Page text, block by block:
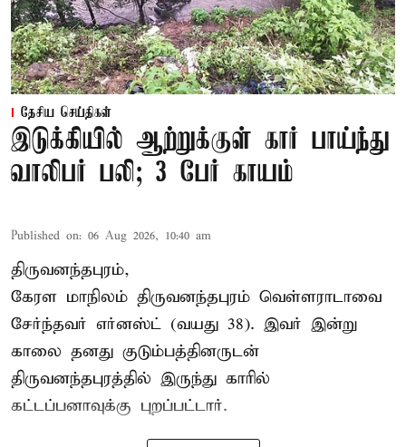
தேசிய செய்திகள்
இடுக்கியில் ஆற்றுக்குள் கார் பாய்ந்து
வாலிபர் பலி; 3 பேர் காயம்
Published on: 06 Aug 2026, 10:40 am
திருவனந்தபுரம்,
கேரள மாநிலம் திருவனந்தபுரம் வெள்ளராடாவை
சேர்ந்தவர் எர்னஸ்ட் (வயது 38). இவர் இன்று
காலை தனது குடும்பத்தினருடன்
திருவனந்தபுரத்தில் இருந்து காரில்
கட்டப்பனாவுக்கு புறப்பட்டார்.